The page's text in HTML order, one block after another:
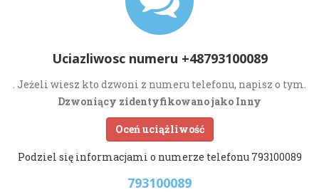
Uciazliwosc numeru +48793100089
. Jeżeli wiesz kto dzwoni z numeru telefonu, napisz o tym.
Dzwoniący zidentyfikowano jako Inny
Oceń uciążliwość
Podziel się informacjami o numerze telefonu 793100089
793100089